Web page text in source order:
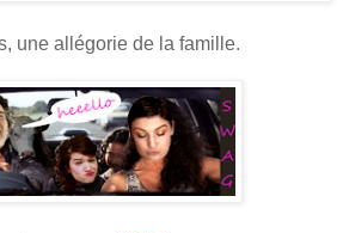
une allégorie de la famille.